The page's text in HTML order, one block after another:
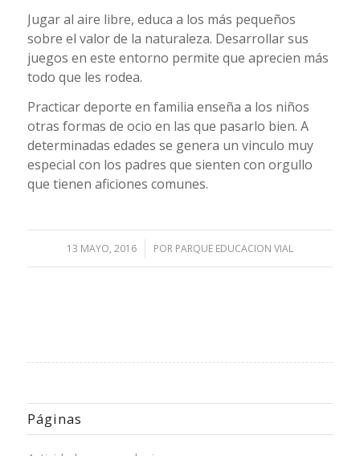
Jugar al aire libre, educa a los más pequeños
sobre el valor de la naturaleza. Desarrollar sus
juegos en este entorno permite que aprecien más
todo que les rodea.
Practicar deporte en familia enseña a los niños
otras formas de ocio en las que pasarlo bien. A
determinadas edades se genera un vinculo muy
especial con los padres que sienten con orgullo
que tienen aficiones comunes.
13 MAYO, 2016
/ POR PARQUE EDUCACION VIAL
Páginas